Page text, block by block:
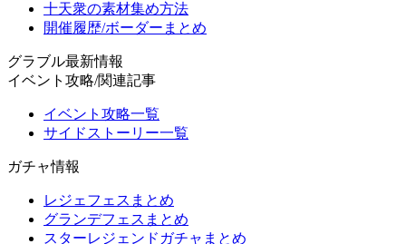
十天衆の素材集め方法
開催履歴/ボーダーまとめ
グラブル最新情報
イベント攻略/関連記事
イベント攻略一覧
サイドストーリー一覧
ガチャ情報
レジェフェスまとめ
グランデフェスまとめ
スターレジェンドガチャまとめ